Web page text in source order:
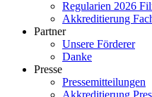
Regularien 2026
Akkreditierung
Partner
Unsere Förderer
Danke
Presse
Pressemitteilungen
Akkreditierung